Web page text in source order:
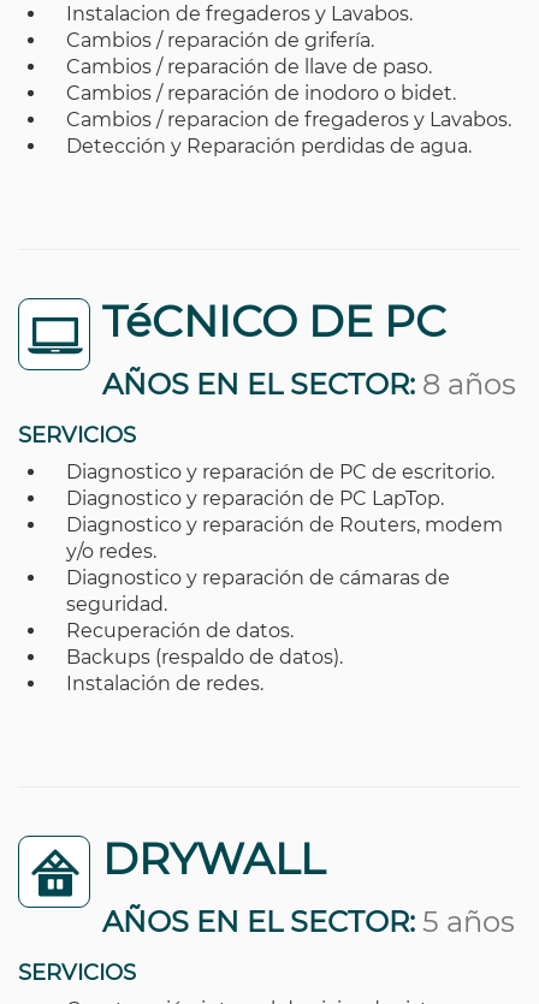
Instalacion de fregaderos y Lavabos.
Cambios / reparación de grifería.
Cambios / reparación de llave de paso.
Cambios / reparación de inodoro o bidet.
Cambios / reparacion de fregaderos y Lavabos.
Detección y Reparación perdidas de agua.
TéCNICO DE PC
AÑOS EN EL SECTOR: 8 años
SERVICIOS
Diagnostico y reparación de PC de escritorio.
Diagnostico y reparación de PC LapTop.
Diagnostico y reparación de Routers, modem
y/o redes.
Diagnostico y reparación de cámaras de
seguridad.
Recuperación de datos.
Backups (respaldo de datos).
Instalación de redes.
DRYWALL
AÑOS EN EL SECTOR: 5 años
SERVICIOS